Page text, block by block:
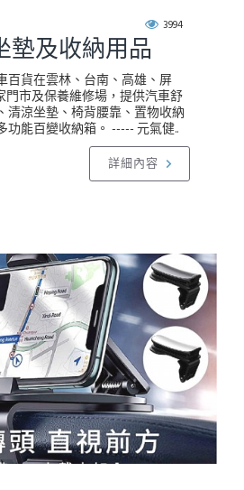
3994
墊及收納用品
百貨在雲林、台南、高雄、屏
門市及保養維修場，提供汽車舒
清涼坐墊、椅背腰靠、置物收納
功能百變收納箱。 ----- 元氣健..
詳細內容